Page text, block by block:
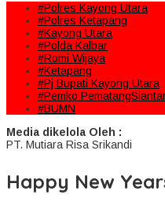
#Polres Kayong Utara
#Polres Ketapang
#Kayong Utara
#Polda Kalbar
#Romi Wijaya
#Ketapang
#Pj Bupati Kayong Utara
#Pemko
#BUMN
Media dikelola Oleh :
PT. Mutiara Risa Srikandi
Happy New